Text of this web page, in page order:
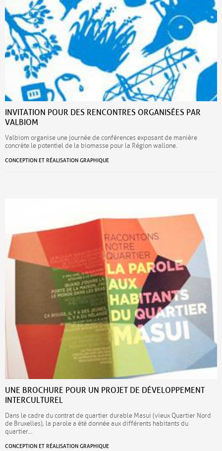
INVITATION POUR DES RENCONTRES ORGANISÉES PAR
VALBIOM
Valbiom organise une journée de conférences exposant de manière
concrète le potentiel de la biomasse pour la Région wallone.
CONCEPTION ET RÉALISATION GRAPHIQUE
UNE BROCHURE POUR UN PROJET DE DÉVELOPPEMENT
INTERCULTUREL
Dans le cadre du contrat de quartier durable Masui (vieux Quartier Nord
de Bruxelles), la parole a été donnée aux différents habitants du
quartier…
CONCEPTION ET RÉALISATION GRAPHIQUE